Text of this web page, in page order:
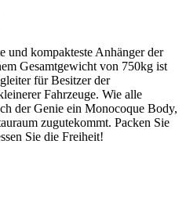
und kompakteste Anhänger der
Gesamtgewicht von 750kg ist
für Besitzer der
Fahrzeuge. Wie alle
der Genie ein Monocoque Body,
zugutekommt. Packen Sie
Sie die Freiheit!